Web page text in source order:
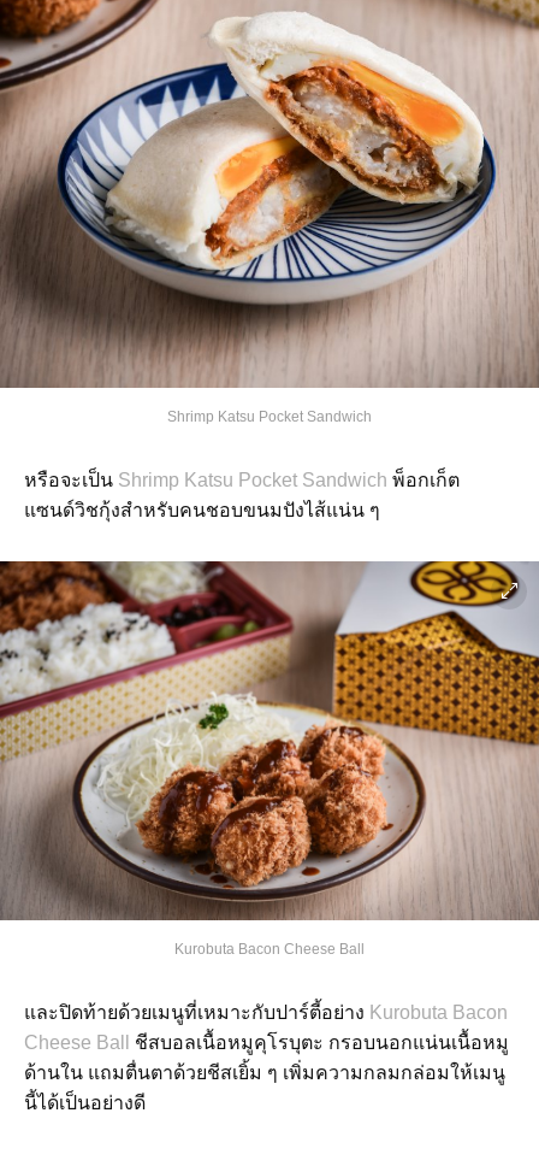
Shrimp Katsu Pocket Sandwich
หรือจะเป็น Shrimp Katsu Pocket Sandwich พ็อกเก็ต
แซนด์วิชกุ้งสำหรับคนชอบขนมปังไส้แน่น ๆ
Kurobuta Bacon Cheese Ball
และปิดท้ายด้วยเมนูที่เหมาะกับปาร์ตี้อย่าง Kurobuta Bacon
Cheese Ball
ชีสบอลเนื้อหมูคุโรบุตะ กรอบนอกแน่นเนื้อหมู
ด้านใน แถมตื่นตาด้วยชีสเยิ้ม ๆ เพิ่มความกลมกล่อมให้เมนู
นี้ได้เป็นอย่างดี